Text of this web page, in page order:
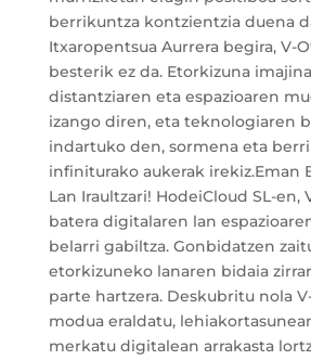
berrikuntza kontzientzia duena
Itxaropentsua Aurrera begira, V-
besterik ez da. Etorkizuna
distantziaren eta espazioaren
izango diren, eta teknologiaren
indartuko den, sormena eta
infiniturako aukerak irekiz.Eman
Lan Iraultzari! HodeiCloud SL-en,
batera digitalaren lan
belarri gabiltza. Gonbidatzen
etorkizuneko lanaren bidaia
parte hartzera. Deskubritu nola
modua eraldatu,
merkatu digitalean arrakasta